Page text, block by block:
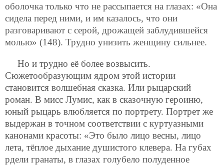
оболочка только что не рассыпается на глазах: «Она
сидела перед ними, и им казалось, что они
разговаривают с серой, дрожащей заблудившейся
молью» (148). Трудно унизить женщину сильнее.
Но и трудно её более возвысить.
Сюжетообразующим ядром этой истории
становится волшебная сказка. Или рыцарский
роман. В мисс Лумис, как в сказочную героиню,
юный рыцарь влюбляется по портрету. Портрет же
выдержан в точном соответствии с куртуазными
канонами красоты: «Это было лицо весны, лицо
лета, тёплое дыхание душистого клевера. На губах
рдели гранаты, в глазах голубело полуденное